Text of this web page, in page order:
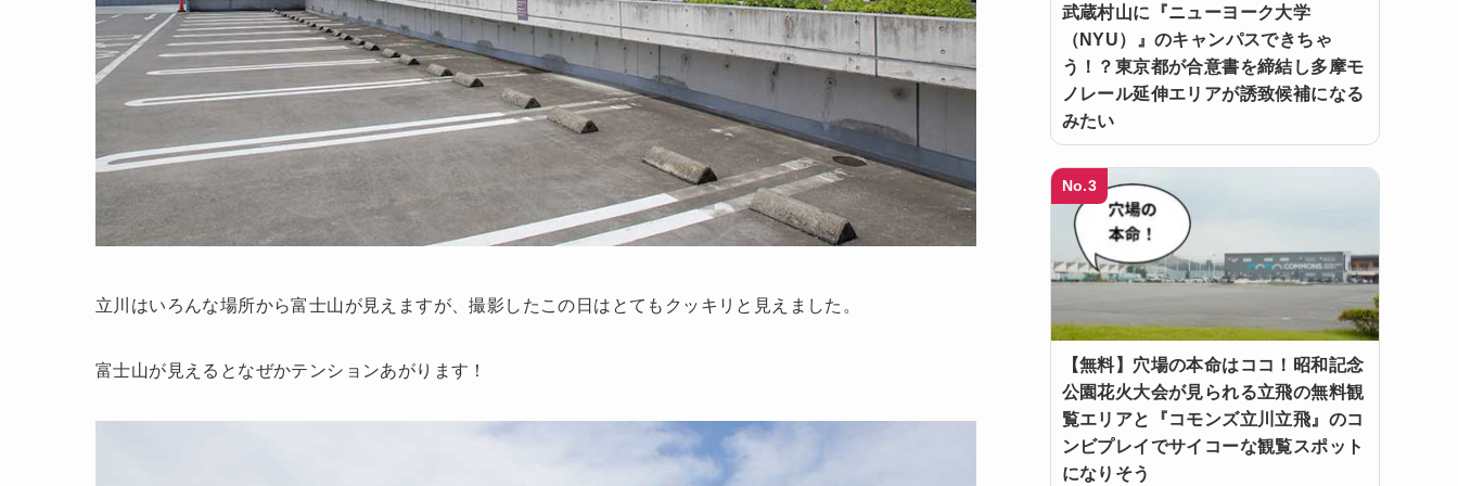
立川はいろんな場所から富士山が見えますが、撮影したこの日はとてもクッキリと見えました。
富士山が見えるとなぜかテンションあがります！
武蔵村山に『ニューヨーク大学
（NYU）』のキャンパスできちゃ
う！？東京都が合意書を締結し多摩モ
ノレール延伸エリアが誘致候補になる
みたい
No.3
【無料】穴場の本命はココ！昭和記念
公園花火大会が見られる立飛の無料観
覧エリアと『コモンズ立川立飛』のコ
ンビプレイでサイコーな観覧スポット
になりそう